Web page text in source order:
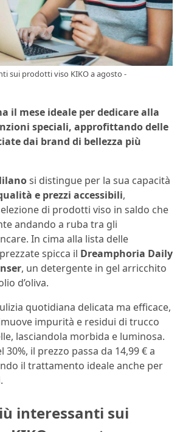
sui prodotti viso KIKO a agosto -
il mese ideale per dedicare alla
speciali, approfittando delle
dai brand di bellezza più
si distingue per la sua capacità
e prezzi accessibili,
di prodotti viso in saldo che
andando a ruba tra gli
In cima alla lista delle
spicca il Dreamphoria Daily
, un detergente in gel arricchito
d’oliva.
quotidiana delicata ma efficace,
impurità e residui di trucco
lasciandola morbida e luminosa.
il prezzo passa da 14,99 € a
il trattamento ideale anche per
interessanti sui